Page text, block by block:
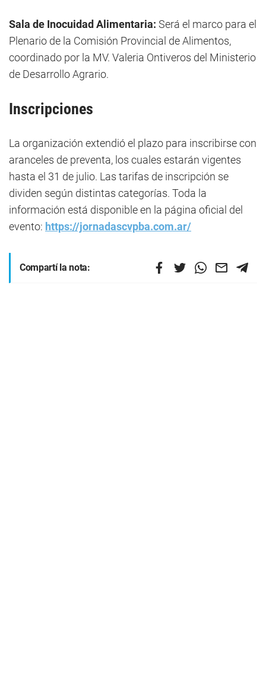
Sala de Inocuidad Alimentaria: Será el marco para el
Plenario de la Comisión Provincial de Alimentos,
coordinado por la MV. Valeria Ontiveros del Ministerio
de Desarrollo Agrario.
Inscripciones
La organización extendió el plazo para inscribirse con
aranceles de preventa, los cuales estarán vigentes
hasta el 31 de julio. Las tarifas de inscripción se
dividen según distintas categorías. Toda la
información está disponible en la página oficial del
evento: https://jornadascvpba.com.ar/
Compartí la nota: